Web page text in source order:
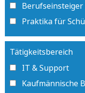
Praktika für
Tätigkeitsbereich
IT & Support
Kaufmännische